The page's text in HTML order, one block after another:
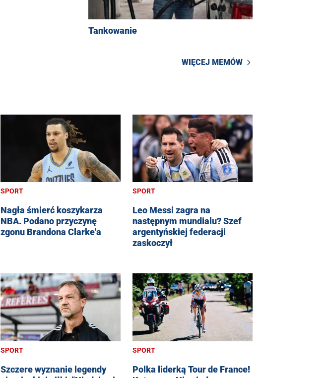
Tankowanie
WIĘCEJ MEMÓW
SPORT
Nagła śmierć koszykarza
NBA. Podano przyczynę
zgonu Brandona Clarke'a
SPORT
Leo Messi zagra na
następnym mundialu? Szef
argentyńskiej federacji
zaskoczył
SPORT
Szczere wyznanie legendy
SPORT
Polka liderką Tour de France!